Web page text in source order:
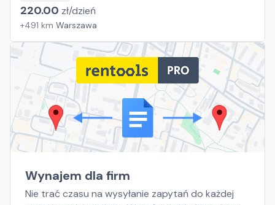
220.00 zł/dzień
+491 km Warszawa
Wynajem dla firm
Nie trać czasu na wysyłanie zapytań do każdej